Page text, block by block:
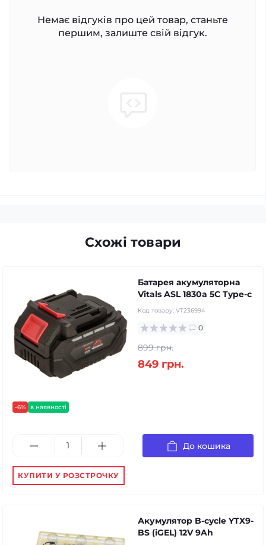
Немає відгуків про цей товар, станьте
першим, залиште свій відгук.
Схожі товари
-6% в наявності
Батарея акумуляторна
Vitals ASL 1830a 5С Type-c
Код товару: VT236994
0
899 грн.
849 грн.
До кошика
КУПИТИ У РОЗСТРОЧКУ
Акумулятор B-cycle YTX9-
BS (iGEL) 12V 9Ah